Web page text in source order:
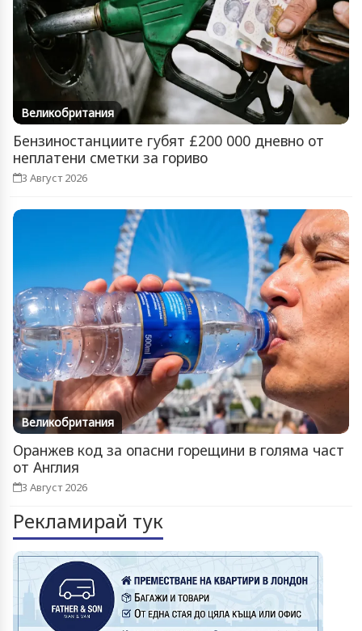
Великобритания
Бензиностанциите губят £200 000 дневно от
неплатени сметки за гориво
3 Август 2026
Великобритания
Оранжев код за опасни горещини в голяма част
от Англия
3 Август 2026
Рекламирай тук